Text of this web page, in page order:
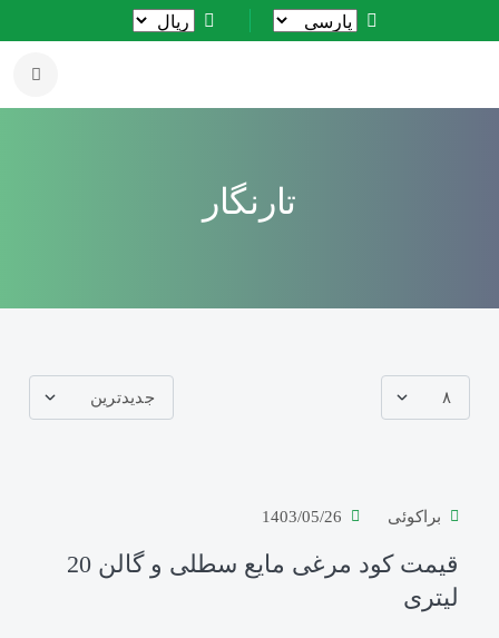
تارنگار
براکوئی 1403/05/26
قیمت کود مرغی مایع سطلی و گالن 20
لیتری